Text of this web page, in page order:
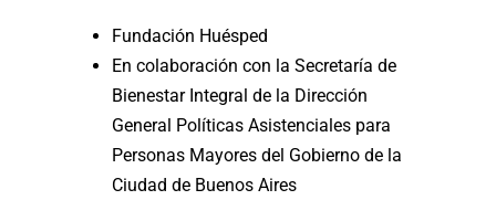
Fundación Huésped
En colaboración con la Secretaría de
Bienestar Integral de la Dirección
General Políticas Asistenciales para
Personas Mayores del Gobierno de la
Ciudad de Buenos Aires